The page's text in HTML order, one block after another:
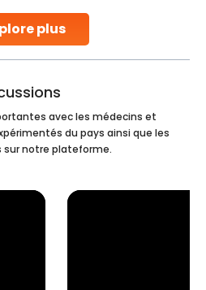
plus
process the
avec les médecins et
du pays ainsi que les
notre plateforme.